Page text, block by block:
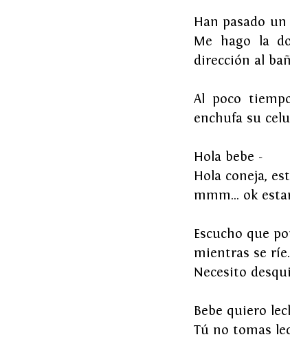
Han pasado
Me hago la
dirección al
Al poco
enchufa su
Hola bebe -
Hola coneja,
mmm… ok
Escucho que
mientras se
Necesito
Bebe quiero
Tú no tomas